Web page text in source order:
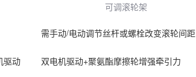
可调滚轮架
需手动/电动调节丝杆或螺栓改变滚轮间距
驱动 双电机驱动+聚氨酯摩擦轮增强牵引力